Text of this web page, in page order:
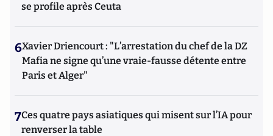
se profile après Ceuta
6Xavier Driencourt : "L’arrestation du chef de la DZ
Mafia ne signe qu’une vraie-fausse détente entre
Paris et Alger"
7Ces quatre pays asiatiques qui misent sur l’IA pour
renverser la table